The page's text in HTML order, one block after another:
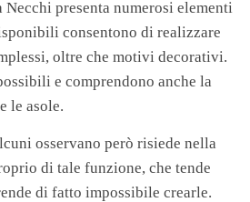
presenta numerosi elementi
consentono di realizzare
oltre che motivi decorativi.
e comprendono anche la
le asole.
osservano però risiede nella
di tale funzione, che tende
di fatto impossibile crearle.